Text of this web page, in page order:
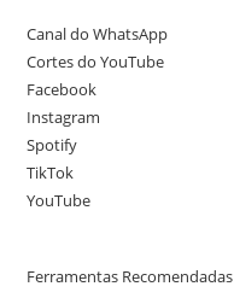
Canal do WhatsApp
Cortes do YouTube
Facebook
Instagram
Spotify
TikTok
YouTube
Ferramentas Recomendadas